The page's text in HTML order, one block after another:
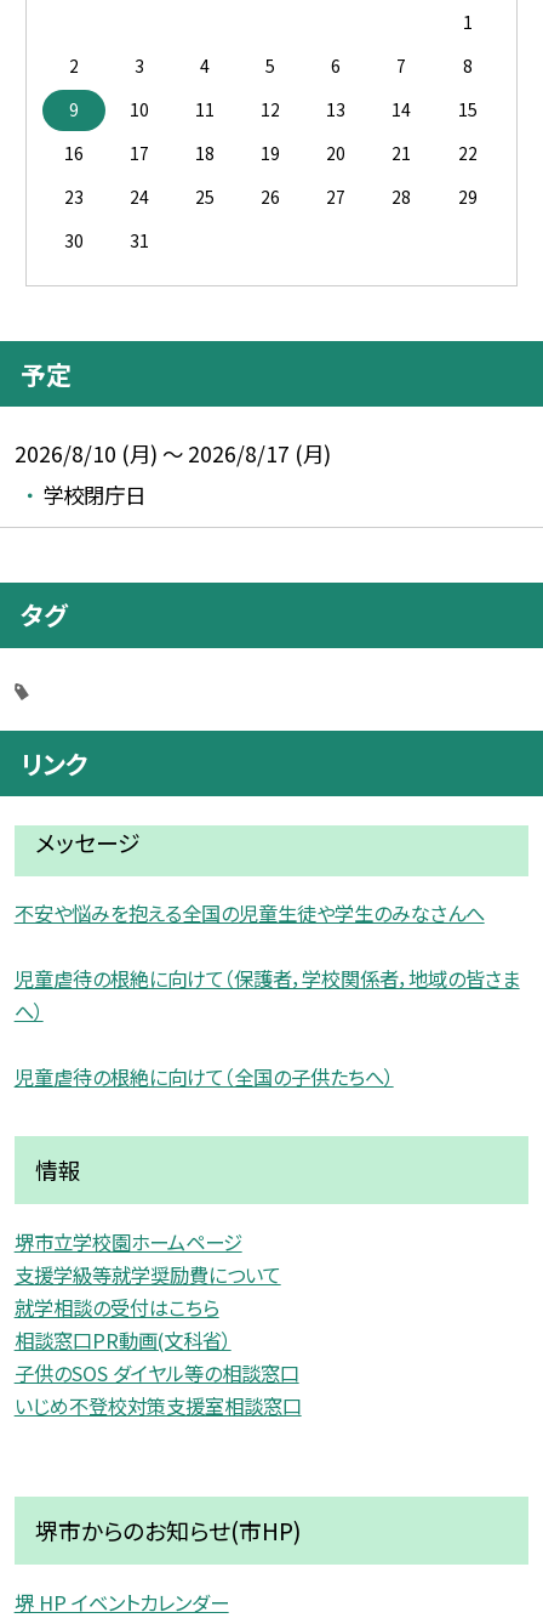
1
2
3 4 5 6 7
8
9
10 11 12 13 14
15
16
17 18 19 20 21
22
23
24 25 26 27 28
29
30
31
予定
2026/8/10 (月) ～ 2026/8/17 (月)
学校閉庁日
タグ
リンク
メッセージ
不安や悩みを抱える全国の児童生徒や学生のみなさんへ
児童虐待の根絶に向けて（保護者，学校関係者，地域の皆さま
へ）
児童虐待の根絶に向けて（全国の子供たちへ）
情報
堺市立学校園ホームページ
支援学級等就学奨励費について
就学相談の受付はこちら
相談窓口PR動画(文科省）
子供のSOS ダイヤル等の相談窓口
いじめ不登校対策支援室相談窓口
堺市からのお知らせ(市HP)
堺 HP イベントカレンダー